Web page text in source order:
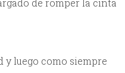
de romper la cinta
y luego como siempre